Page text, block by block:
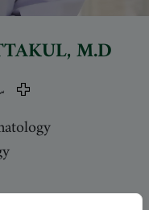
, M.D.